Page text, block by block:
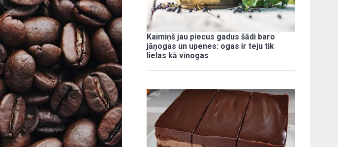
Kaimiņš jau piecus gadus šādi baro
jāņogas un upenes: ogas ir teju tik
lielas kā vīnogas